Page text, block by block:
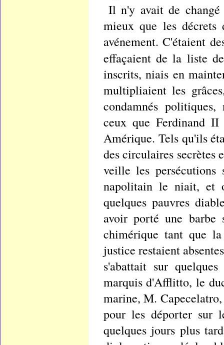
Il n'y avait de
mieux que les décrets
avénement. C'étaient
effaçaient de la liste
inscrits, niais en
multipliaient les
condamnés
ceux que Ferdinand
Amérique. Tels qu'ils
des circulaires
veille les persécutions
napolitain le niait, et
quelques pauvres
avoir porté une barbe
chimérique tant que
justice restaient
s'abattait sur
marquis d'Afflitto, le
marine, M.
pour les déporter sur
quelques jours plus